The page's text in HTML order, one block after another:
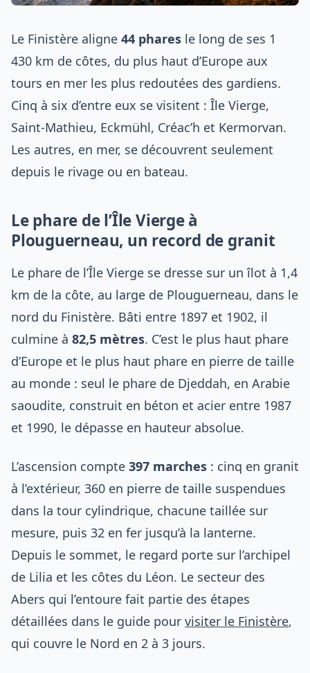
Le Finistère aligne 44 phares le long de ses 1
430 km de côtes, du plus haut d’Europe aux
tours en mer les plus redoutées des gardiens.
Cinq à six d’entre eux se visitent : Île Vierge,
Saint-Mathieu, Eckmühl, Créac’h et Kermorvan.
Les autres, en mer, se découvrent seulement
depuis le rivage ou en bateau.
Le phare de l’Île Vierge à
Plouguerneau, un record de granit
Le phare de l’Île Vierge se dresse sur un îlot à 1,4
km de la côte, au large de Plouguerneau, dans le
nord du Finistère. Bâti entre 1897 et 1902, il
culmine à 82,5 mètres. C’est le plus haut phare
d’Europe et le plus haut phare en pierre de taille
au monde : seul le phare de Djeddah, en Arabie
saoudite, construit en béton et acier entre 1987
et 1990, le dépasse en hauteur absolue.
L’ascension compte 397 marches : cinq en granit
à l’extérieur, 360 en pierre de taille suspendues
dans la tour cylindrique, chacune taillée sur
mesure, puis 32 en fer jusqu’à la lanterne.
Depuis le sommet, le regard porte sur l’archipel
de Lilia et les côtes du Léon. Le secteur des
Abers qui l’entoure fait partie des étapes
détaillées dans le guide pour visiter le Finistère,
qui couvre le Nord en 2 à 3 jours.